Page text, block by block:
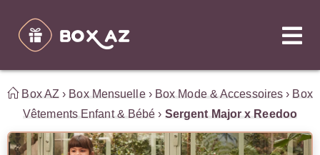
Box AZ › Box Mensuelle› Box Mode & Accessoires › Box
Vêtements Enfant & Bébé › Sergent Major x Reedoo